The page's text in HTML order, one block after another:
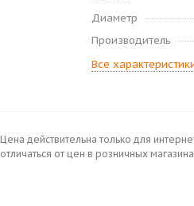
Диаметр
Производитель
Все
Цена действительна только для
отличаться от цен в розничных